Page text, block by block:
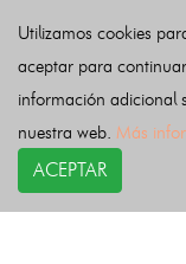
Utilizamos cookies
aceptar para
información adicional
nuestra web. Más
ACEPTAR